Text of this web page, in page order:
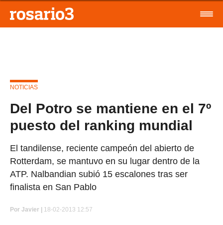
NOTICIAS
Del Potro se mantiene en el 7º
puesto del ranking mundial
El tandilense, reciente campeón del abierto de
Rotterdam, se mantuvo en su lugar dentro de la
ATP. Nalbandian subió 15 escalones tras ser
finalista en San Pablo
Por Javier | 18-02-2013 12:57